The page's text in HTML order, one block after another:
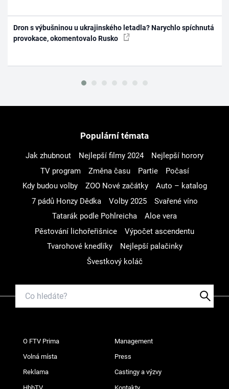
Dron s výbušninou u ukrajinského letadla? Narychlo spíchnutá
provokace, okomentovalo Rusko
Populární témata
Jak zhubnout Nejlepší filmy 2024
Nejlepší horory
TV program
Změna času Partie
Počasí
Kdy budou volby
ZOO Nové začátky
Auto – katalog
7 pádů Honzy Dědka
Volby 2025
Svařené víno
Tatarák podle Pohlreicha
Aloe vera
Pěstování lichořeřišnice
Výpočet ascendentu
Tvarohové knedlíky
Nejlepší palačinky
Švestkový koláč
O FTV Prima Management
Volná místa Press
Reklama Castingy a výzvy